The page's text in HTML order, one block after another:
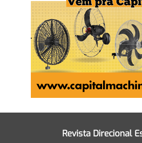
Revista Direcional